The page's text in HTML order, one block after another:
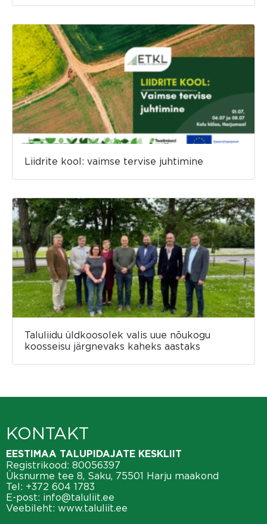
Liidrite kool: vaimse tervise juhtimine
Taluliidu üldkoosolek valis uue nõukogu
koosseisu järgnevaks kaheks aastaks
KONTAKT
EESTIMAA TALUPIDAJATE KESKLIIT
Registrikood: 80056397
Üksnurme tee 8, Saku, 75501 Harju maakond
Tel: +372 604 1783
E-post: info@taluliit.ee
Veebileht: www.taluliit.ee